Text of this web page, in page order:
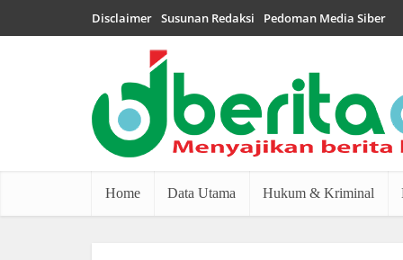
Disclaimer Susunan Redaksi Pedoman Media Siber
Home Data Utama Hukum & Kriminal